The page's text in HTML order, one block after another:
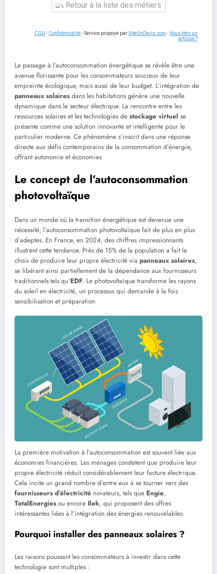
Retour à la liste des métiers
CGU - Confidentialité- Service proposé parViteUnDevis.com -Vous êtes un
artisan ?
Le passage à l’autoconsommation énergétique se révèle être une
avenue florissante pour les consommateurs soucieux de leur
empreinte écologique, mais aussi de leur budget. L’intégration de
panneaux solaires dans les habitations génère une nouvelle
dynamique dans le secteur électrique. La rencontre entre les
ressources solaires et les technologies de stockage virtuel se
présente comme une solution innovante et intelligente pour le
particulier moderne. Ce phénomène s’inscrit dans une réponse
directe aux défis contemporains de la consommation d’énergie,
offrant autonomie et économies
Le concept de l’autoconsommation
photovoltaïque
Dans un monde où la transition énergétique est devenue une
nécessité, l’autoconsommation photovoltaïque fait de plus en plus
d’adeptes. En France, en 2024, des chiffres impressionnants
illustrent cette tendance. Près de 15% de la population a fait le
choix de produire leur propre électricité via panneaux solaires,
se libérant ainsi partiellement de la dépendance aux fournisseurs
traditionnels tels qu’EDF. Le photovoltaïque transforme les rayons
du soleil en électricité, un processus qui demande à la fois
sensibilisation et préparation.
La première motivation à l’autoconsommation est souvent liée aux
économies financières. Les ménages constatent que produire leur
propre électricité réduit considérablement leur facture électrique.
Cela incite un grand nombre d’entre eux à se tourner vers des
fournisseurs d’électricité novateurs, tels que Engie,
TotalEnergies ou encore Ilek, qui proposent des offres
intéressantes liées à l’intégration des énergies renouvelables.
Pourquoi installer des panneaux solaires ?
Les raisons poussant les consommateurs à investir dans cette
technologie sont multiples :